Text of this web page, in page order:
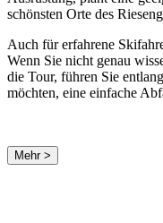
schönsten Orte des
Auch für erfahrene
Wenn Sie nicht genau
die Tour, führen Sie
möchten, eine einfache
Mehr >